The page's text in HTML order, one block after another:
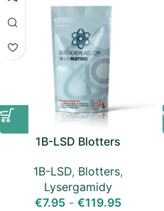
1B-LSD Blotters
1B-LSD, Blotters,
Lysergamidy
€7.95 - €119.95